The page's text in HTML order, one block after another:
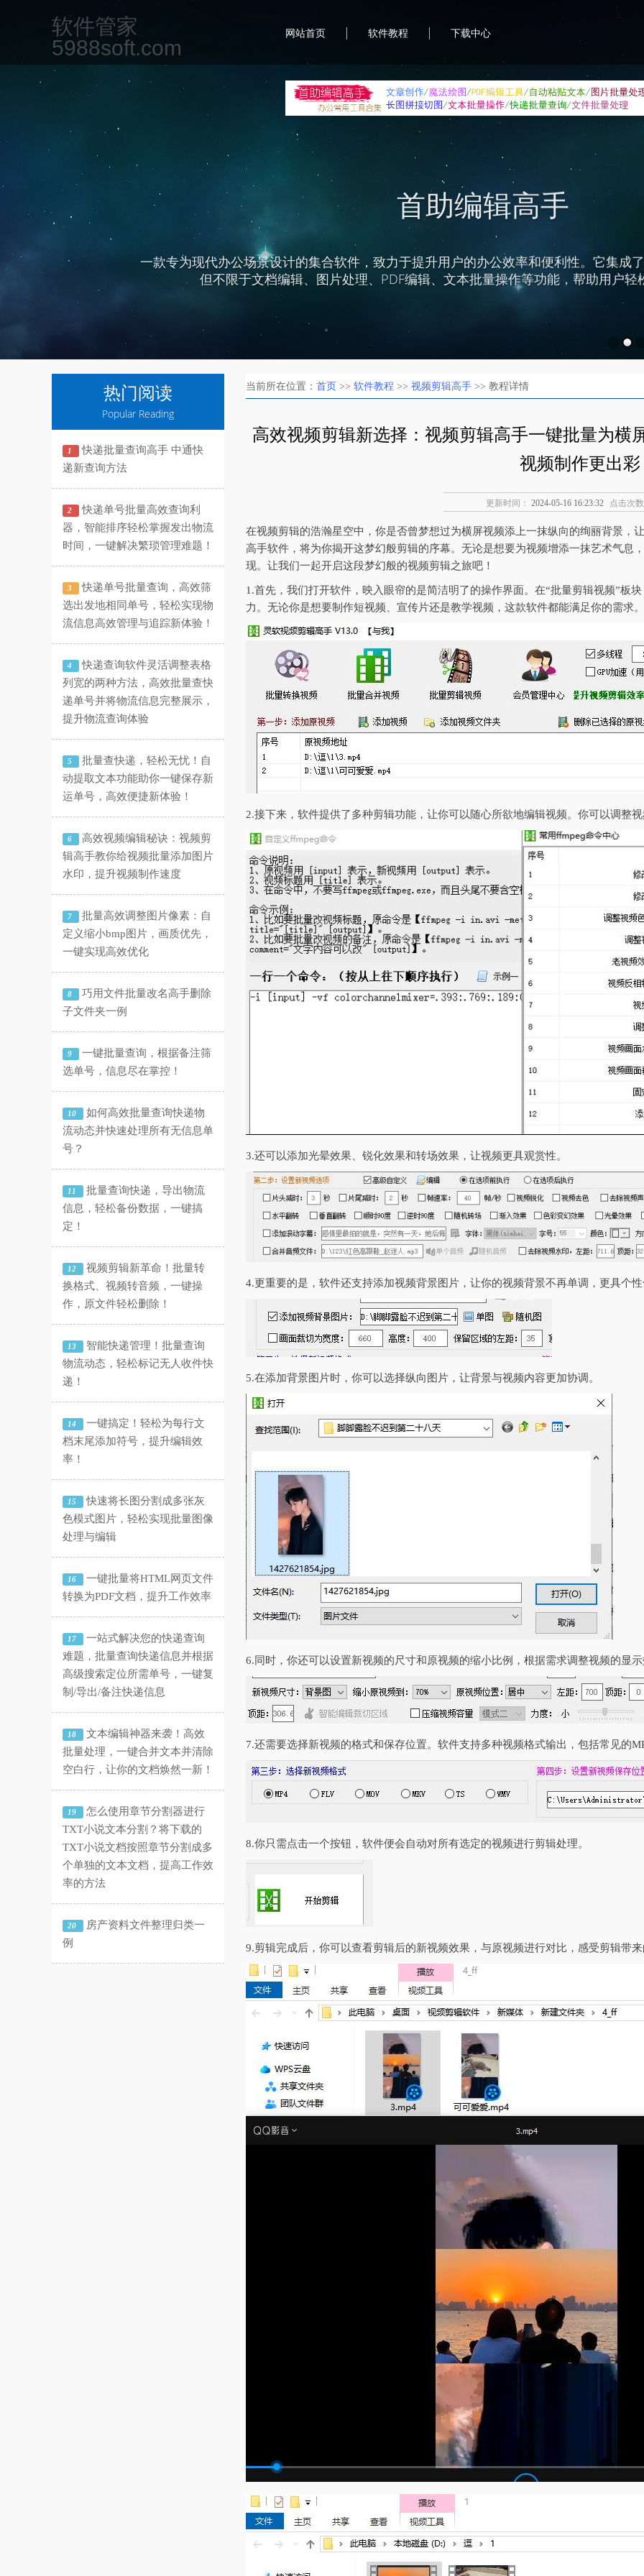
首助编辑高手
一款专为现代办公场景设计的集合软件，致力于提升用户的办公效率和便利性。它集成
但不限于文档编辑、图片处理、PDF编辑、文本批量操作等功能，帮助用户轻
软件管家
5988soft.com
网站首页 | 软件教程 | 下载中心
热门阅读
Popular Reading
1
快递批量查询高手 中通快
递新查询方法
2
快递单号批量高效查询利
器，智能排序轻松掌握发出物流
时间，一键解决繁琐管理难题！
3
快递单号批量查询，高效筛
选出发地相同单号，轻松实现物
流信息高效管理与追踪新体验！
4
快递查询软件灵活调整表格
列宽的两种方法，高效批量查快
递单号并将物流信息完整展示，
提升物流查询体验
5
批量查快递，轻松无忧！自
动提取文本功能助你一键保存新
运单号，高效便捷新体验！
6
高效视频编辑秘诀：视频剪
辑高手教你给视频批量添加图片
水印，提升视频制作速度
7
批量高效调整图片像素：自
定义缩小bmp图片，画质优先，
一键实现高效优化
8
巧用文件批量改名高手删除
子文件夹一例
9
一键批量查询，根据备注筛
选单号，信息尽在掌控！
10
如何高效批量查询快递物
流动态并快速处理所有无信息单
号？
11
批量查询快递，导出物流
信息，轻松备份数据，一键搞
定！
12
视频剪辑新革命！批量转
换格式、视频转音频，一键操
作，原文件轻松删除！
13
智能快递管理！批量查询
物流动态，轻松标记无人收件快
递！
14
一键搞定！轻松为每行文
档末尾添加符号，提升编辑效
率！
15
快速将长图分割成多张灰
色模式图片，轻松实现批量图像
处理与编辑
16
一键批量将HTML网页文件
转换为PDF文档，提升工作效率
17
一站式解决您的快递查询
难题，批量查询快递信息并根据
高级搜索定位所需单号，一键复
制/导出/备注快递信息
18
文本编辑神器来袭！高效
批量处理，一键合并文本并清除
空白行，让你的文档焕然一新！
19
怎么使用章节分割器进行
TXT小说文本分割？将下载的
TXT小说文档按照章节分割成多
个单独的文本文档，提高工作效
率的方法
20
房产资料文件整理归类一
例
当前所在位置： 首页 >> 软件教程 >> 视频剪辑高手 >> 教程详情
高效视频剪辑新选择：视频剪辑高手一键批量为横
视频制作更出彩
更新时间： 2024-05-16 16:23:32 点击次
在视频剪辑的浩瀚星空中，你是否曾梦想过为横屏视频添上一抹纵向的绚丽背景，
高手软件，将为你揭开这梦幻般剪辑的序幕。无论是想要为视频增添一抹艺术气息
现。让我们一起开启这段梦幻般的视频剪辑之旅吧！
1.首先，我们打开软件，映入眼帘的是简洁明了的操作界面。在“批量剪辑视频”板
力。无论你是想要制作短视频、宣传片还是教学视频，这款软件都能满足你的需求。
2.接下来，软件提供了多种剪辑功能，让你可以随心所欲地编辑视频。你可以调整
3.还可以添加光晕效果、锐化效果和转场效果，让视频更具观赏性。
4.更重要的是，软件还支持添加视频背景图片，让你的视频背景不再单调，更具个
5.在添加背景图片时，你可以选择纵向图片，让背景与视频内容更加协调。
6.同时，你还可以设置新视频的尺寸和原视频的缩小比例，根据需求调整视频的显
7.还需要选择新视频的格式和保存位置。软件支持多种视频格式输出，包括常见的
8.你只需点击一个按钮，软件便会自动对所有选定的视频进行剪辑处理。
9.剪辑完成后，你可以查看剪辑后的新视频效果，与原视频进行对比，感受剪辑带